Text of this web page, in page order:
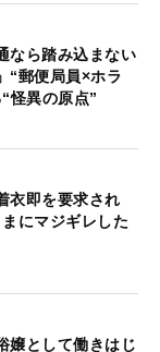
なら踏み込まない
“郵便局員×ホラ
怪異の原点”
衣即を要求され
にマジギレした
嬢として働きはじ